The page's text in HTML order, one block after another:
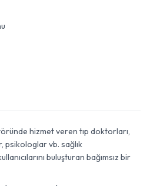
hizmet veren tıp doktorları,
psikologlar vb. sağlık
buluşturan bağımsız bir